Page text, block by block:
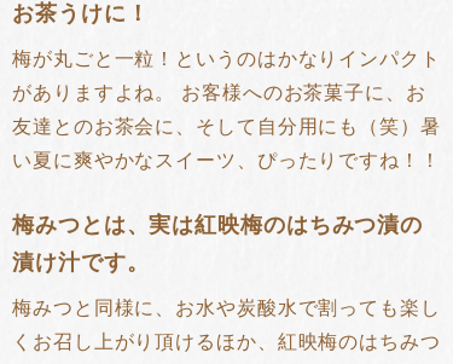
お茶うけに！
梅が丸ごと一粒！というのはかなりインパクト
がありますよね。 お客様へのお茶菓子に、お
友達とのお茶会に、そして自分用にも（笑）暑
い夏に爽やかなスイーツ、ぴったりですね！！
梅みつとは、実は紅映梅のはちみつ漬の
漬け汁です。
梅みつと同様に、お水や炭酸水で割っても楽し
くお召し上がり頂けるほか、紅映梅のはちみつ